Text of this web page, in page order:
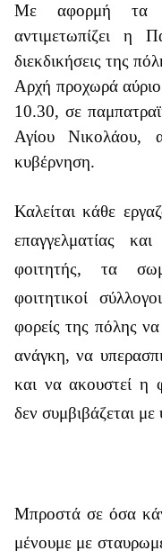
Με αφορμή τα
αντιμετωπίζει η
διεκδικήσεις της
Αρχή προχωρά
10.30, σε
Αγίου Νικολάου,
κυβέρνηση.
Καλείται κάθε
επαγγελματίας
φοιτητής, τα
φοιτητικοί
φορείς της πόλης
ανάγκη, να
και να ακουστεί η
δεν συμβιβάζεται με
Μπροστά σε όσα
μένουμε με